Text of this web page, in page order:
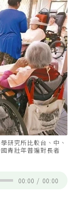
研究所比較台、中、
青壯年普遍對長者
00:00 / 00:00